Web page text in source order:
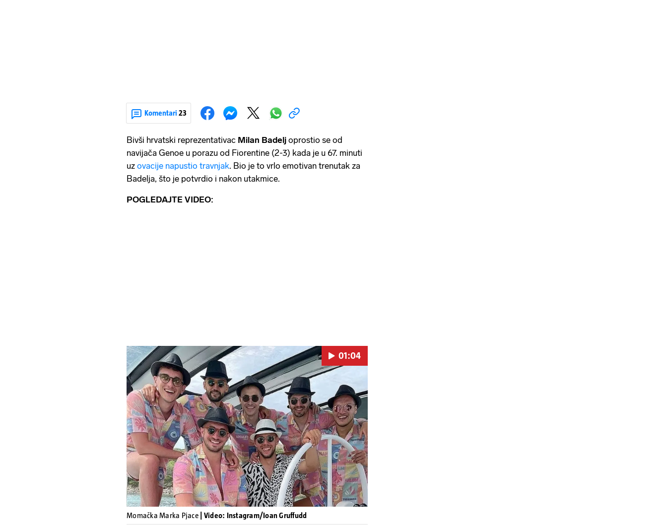
Komentari 23
Bivši hrvatski reprezentativac Milan Badelj oprostio se od
navijača Genoe u porazu od Fiorentine (2-3) kada je u 67. minuti
uz ovacije napustio travnjak. Bio je to vrlo emotivan trenutak za
Badelja, što je potvrdio i nakon utakmice.
POGLEDAJTE VIDEO:
Pokretanje videa...
01:04
Momačka Marka Pjace | Video: Instagram/Ioan Gruffudd